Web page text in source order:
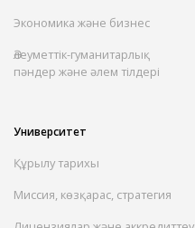
Экономика және бизнес
Әлеуметтік-гуманитарлық
пәндер және әлем тілдері
Университет
Құрылу тарихы
Миссия, көзқарас, стратегия